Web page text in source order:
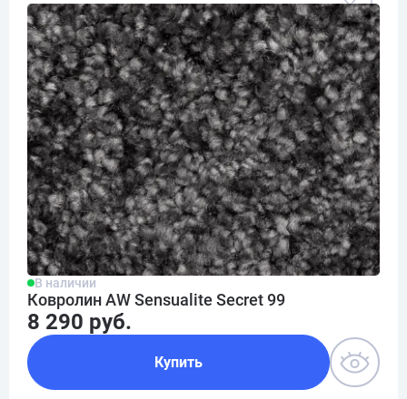
В наличии
Ковролин AW Sensualite Secret 99
8 290 руб.
Купить